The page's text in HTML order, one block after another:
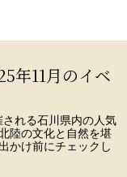
年11月のイベ
れる石川県内の人気
陸の文化と自然を堪
かけ前にチェックし